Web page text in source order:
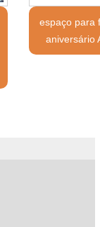
espaço para
aniversário